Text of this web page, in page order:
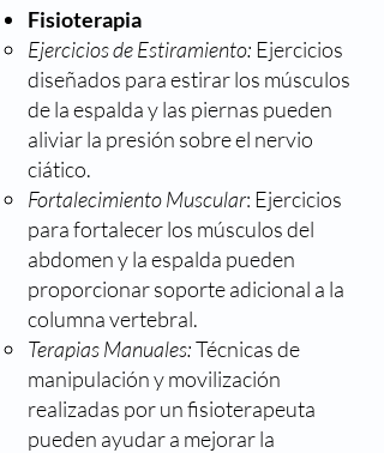
Fisioterapia
Ejercicios de Estiramiento: Ejercicios
diseñados para estirar los músculos
de la espalda y las piernas pueden
aliviar la presión sobre el nervio
ciático.
Fortalecimiento Muscular: Ejercicios
para fortalecer los músculos del
abdomen y la espalda pueden
proporcionar soporte adicional a la
columna vertebral.
Terapias Manuales:Técnicas de
manipulación y movilización
realizadas por un fisioterapeuta
pueden ayudar a mejorar la